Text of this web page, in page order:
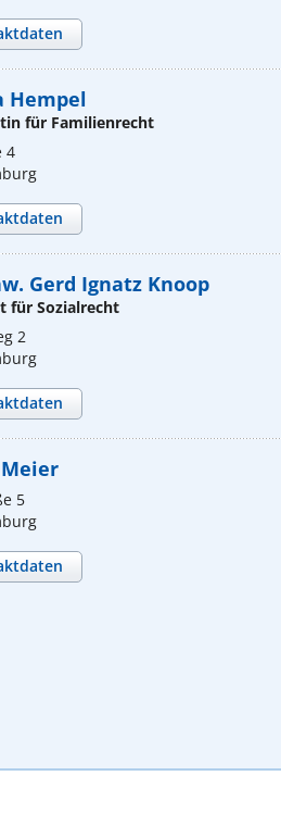
Hempel
für Familienrecht
4
Gerd Ignatz Knoop
für Sozialrecht
2
5